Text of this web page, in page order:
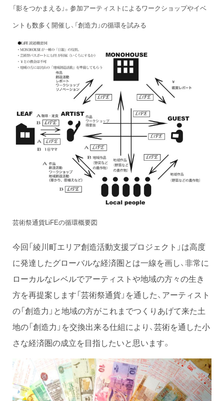
「影をつかまえる」。参加アーティストによるワークショップやイベ
ントも数多く開催し、「創造力」の循環を試みる
芸術祭通貨LiFEの循環概要図
今回「綾川町エリア創造活動支援プロジェクト」は高度
に発達したグローバルな経済圏とは一線を画し、非常に
ローカルなレベルでアーティストや地域の方々の生き
方を再提案します「芸術祭通貨」を通した、アーティスト
の「創造力」と地域の方がこれまでつくりあげて来た土
地の「創造力」を交換出来る仕組により、芸術を通した小
さな経済圏の成立を目指したいと思います。